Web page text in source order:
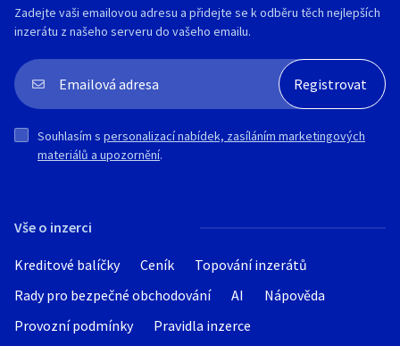
Vše o inzerci
Kreditové balíčky Ceník
Topování inzerátů
Rady pro bezpečné obchodování
AI
Nápověda
Provozní podmínky
Pravidla inzerce
Zadejte vaši emailovou adresu a přidejte se k odběru těch nejlepších
inzerátu z našeho serveru do vašeho emailu.
Souhlasím s personalizací nabídek, zasíláním marketingových
materiálů a upozornění.